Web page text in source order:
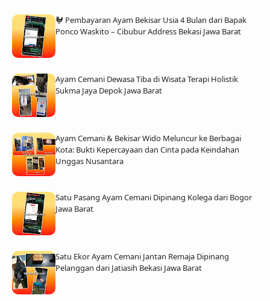
🐓 Pembayaran Ayam Bekisar Usia 4 Bulan dari Bapak
Ponco Waskito – Cibubur Address Bekasi Jawa Barat
Ayam Cemani Dewasa Tiba di Wisata Terapi Holistik
Sukma Jaya Depok Jawa Barat
Ayam Cemani & Bekisar Wido Meluncur ke Berbagai
Kota: Bukti Kepercayaan dan Cinta pada Keindahan
Unggas Nusantara
Satu Pasang Ayam Cemani Dipinang Kolega dari Bogor
Jawa Barat
Satu Ekor Ayam Cemani Jantan Remaja Dipinang
Pelanggan dari Jatiasih Bekasi Jawa Barat